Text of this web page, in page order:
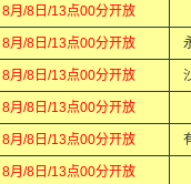
8月/8日/13点00分开放
8月/8日/13点00分开放
8月/8日/13点00分开放
8月/8日/13点00分开放
8月/8日/13点00分开放
8月/8日/13点00分开放